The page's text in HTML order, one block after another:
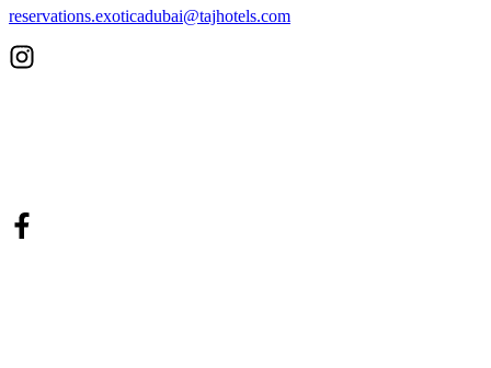
reservations.exoticadubai@tajhotels.com